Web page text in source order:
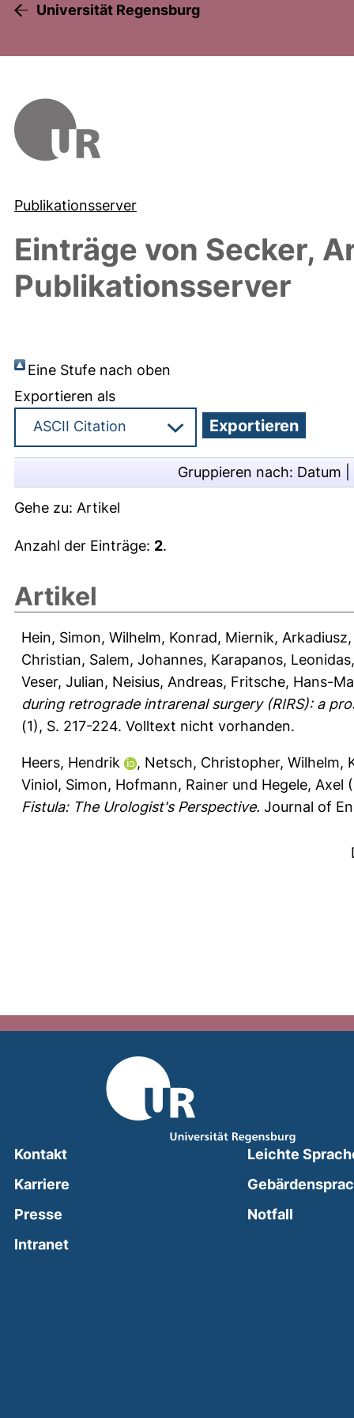
Universität Regensburg
Publikationsserver
Einträge von Secker,
Publikationsserver
Eine Stufe nach oben
Exportieren als
Gruppieren nach: Datum
Gehe zu: Artikel
Anzahl der Einträge: 2.
Artikel
Hein, Simon, Wilhelm, Konrad, Miernik, Arkadiusz
Christian, Salem, Johannes, Karapanos, Leonidas
Veser, Julian, Neisius, Andreas, Fritsche, Hans-
during retrograde intrarenal surgery (RIRS): a
(1), S. 217-224. Volltext nicht vorhanden.
Heers, Hendrik , Netsch, Christopher, Wilhelm,
Viniol, Simon, Hofmann, Rainer und Hegele, Axel
Fistula: The Urologist's Perspective. Journal of
Kontakt
Karriere
Presse
Intranet(external link, opens in a new window)
Leichte
Notfall